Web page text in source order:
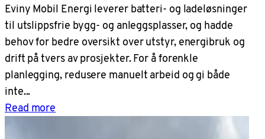
Eviny Mobil Energi leverer batteri- og ladeløsninger
til utslippsfrie bygg- og anleggsplasser, og hadde
behov for bedre oversikt over utstyr, energibruk og
drift på tvers av prosjekter. For å forenkle
planlegging, redusere manuelt arbeid og gi både
inte...
Read more